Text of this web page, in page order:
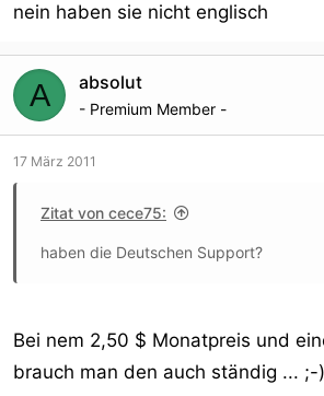
nein haben sie nicht englisch
A absolut
- Premium Member -
17 März 2011
Zitat von cece75:
haben die Deutschen Support?
Bei nem 2,50 $ Monatpreis und
brauch man den auch ständig ... ;-)